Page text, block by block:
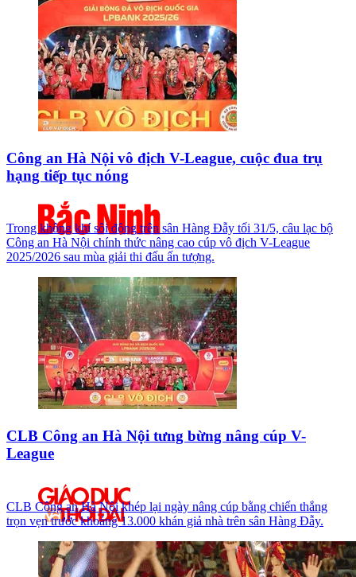
Công an Hà Nội vô địch V-League, cuộc đua trụ
hạng tiếp tục nóng
Trong không khí sôi động trên sân Hàng Đẫy tối 31/5, câu lạc bộ
Công an Hà Nội chính thức nâng cao cúp vô địch V-League
2025/2026 sau mùa giải thi đấu ấn tượng.
CLB Công an Hà Nội tưng bừng nâng cúp V-
League
CLB Công an Hà Nội khép lại ngày nâng cúp bằng chiến thắng
trọn vẹn trước khoảng 13.000 khán giả nhà trên sân Hàng Đẫy.